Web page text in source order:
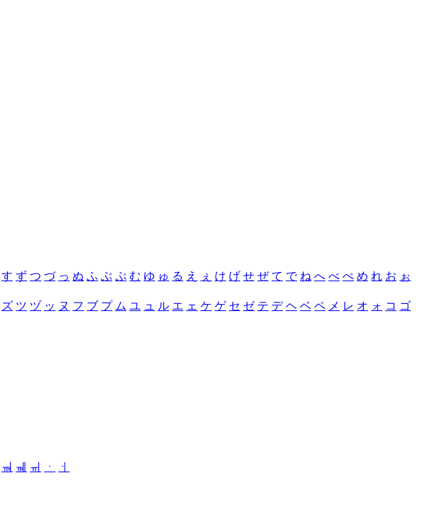
す ず つ づ っ ぬ ふ ぶ ぷ む ゆ ゅ る え ぇ け げ せ ぜ て で ね へ べ ぺ め れ お ぉ
ズ ツ ヅ ッ ヌ フ ブ プ ム ユ ュ ル エ ェ ケ ゲ セ ゼ テ デ ヘ ベ ペ メ レ オ ォ コ ゴ
ㆊ ㆋ ㆌ ㆍ
ㆎ